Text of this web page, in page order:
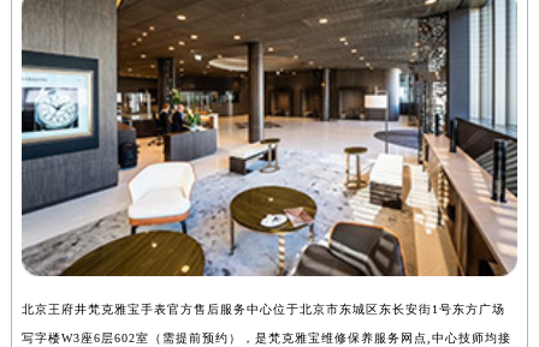
北京王府井梵克雅宝手表官方售后服务中心位于北京市东城区东长安街1号东方广场
写字楼W3座6层602室（需提前预约），是梵克雅宝维修保养服务网点,中心技师均接